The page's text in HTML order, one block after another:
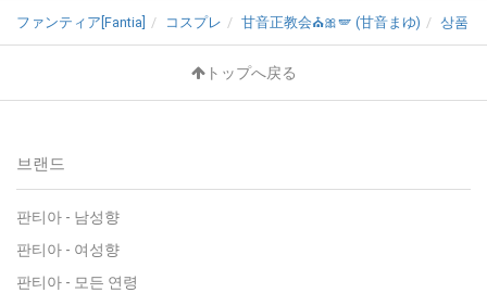
ファンティア[Fantia] コスプレ 甘音正教会⛪🎀🪽 (甘音まゆ) 상품
トップへ戻る
브랜드
판티아 - 남성향
판티아 - 여성향
판티아 - 모든 연령